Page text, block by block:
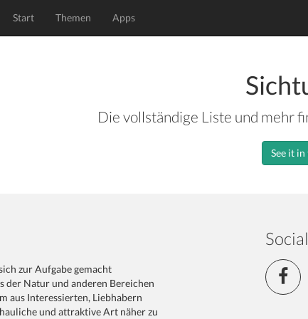
Start Themen Apps
Die vollständige Liste und mehr
See it in
zur Aufgabe gemacht
der Natur und anderen Bereichen
aus Interessierten, Liebhabern
und attraktive Art näher zu